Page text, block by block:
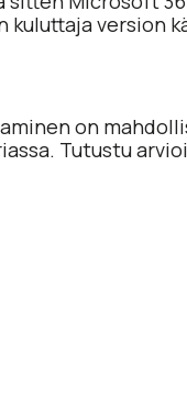
kuluttaja version
on
Tutustu